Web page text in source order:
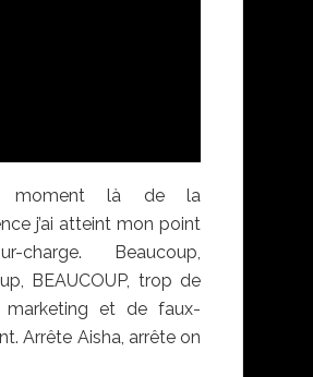
là de la
j’ai atteint mon point
charge. Beaucoup,
BEAUCOUP, trop de
marketing et de faux-
Arrête Aisha, arrête on